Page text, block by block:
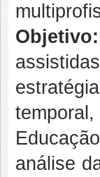
Objetivo:
análise